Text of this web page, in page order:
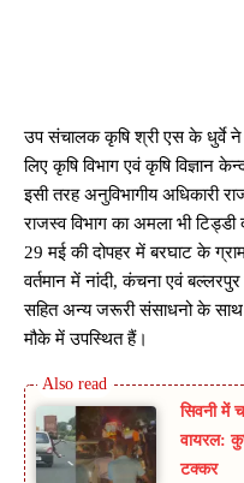
उप संचालक कृषि श्री एस के धुर्वे
लिए कृषि विभाग एवं कृषि विज्ञान
इसी तरह अनुविभागीय अधिकारी
राजस्व विभाग का अमला भी
29 मई की दोपहर में बरघाट के
वर्तमान में नांदी, कंचना एवं
सहित अन्य जरूरी संसाधनो के साथ
मौके में उपस्थित हैं।
सिवनी में
वायरल:
टक्कर